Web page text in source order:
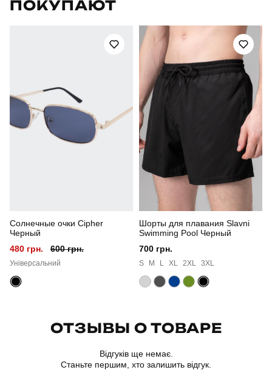
Артикул
для повсякденного носіння
повсякденний
Сезон літо
Склад тканини 100% поліестер
Країна - виробник україна
ПОКУПАЮТ
Солнечные очки Cipher
Черный
480 грн.
600 грн.
Універсальний
Шорты для плавания Slavni
Swimming Pool Черный
700 грн.
S M L XL 2XL 3XL
ОТЗЫВЫ О ТОВАРЕ
Відгуків ще немає.
Станьте першим, хто залишить відгук.